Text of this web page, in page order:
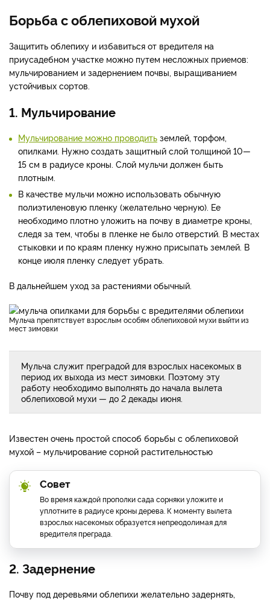
Борьба с облепиховой мухой
Защитить облепиху и избавиться от вредителя на
приусадебном участке можно путем несложных приемов:
мульчированием и задернением почвы, выращиванием
устойчивых сортов.
1. Мульчирование
Мульчирование можно проводить землей, торфом,
опилками. Нужно создать защитный слой толщиной 10—
15 см в радиусе кроны. Слой мульчи должен быть
плотным.
В качестве мульчи можно использовать обычную
полиэтиленовую пленку (желательно черную). Ее
необходимо плотно уложить на почву в диаметре кроны,
следя за тем, чтобы в пленке не было отверстий. В местах
стыковки и по краям пленку нужно присыпать землей. В
конце июля пленку следует убрать.
В дальнейшем уход за растениями обычный.
Мульча препятствует взрослым особям облепиховой мухи выйти из
мест зимовки
Мульча служит преградой для взрослых насекомых в
период их выхода из мест зимовки. Поэтому эту
работу необходимо выполнять до начала вылета
облепиховой мухи — до 2 декады июня.
Известен очень простой способ борьбы с облепиховой
мухой – мульчирование сорной растительностью
Совет
Во время каждой прополки сада сорняки уложите и
уплотните в радиусе кроны дерева. К моменту вылета
взрослых насекомых образуется непреодолимая для
вредителя преграда.
2. Задернение
Почву под деревьями облепихи желательно задернять,